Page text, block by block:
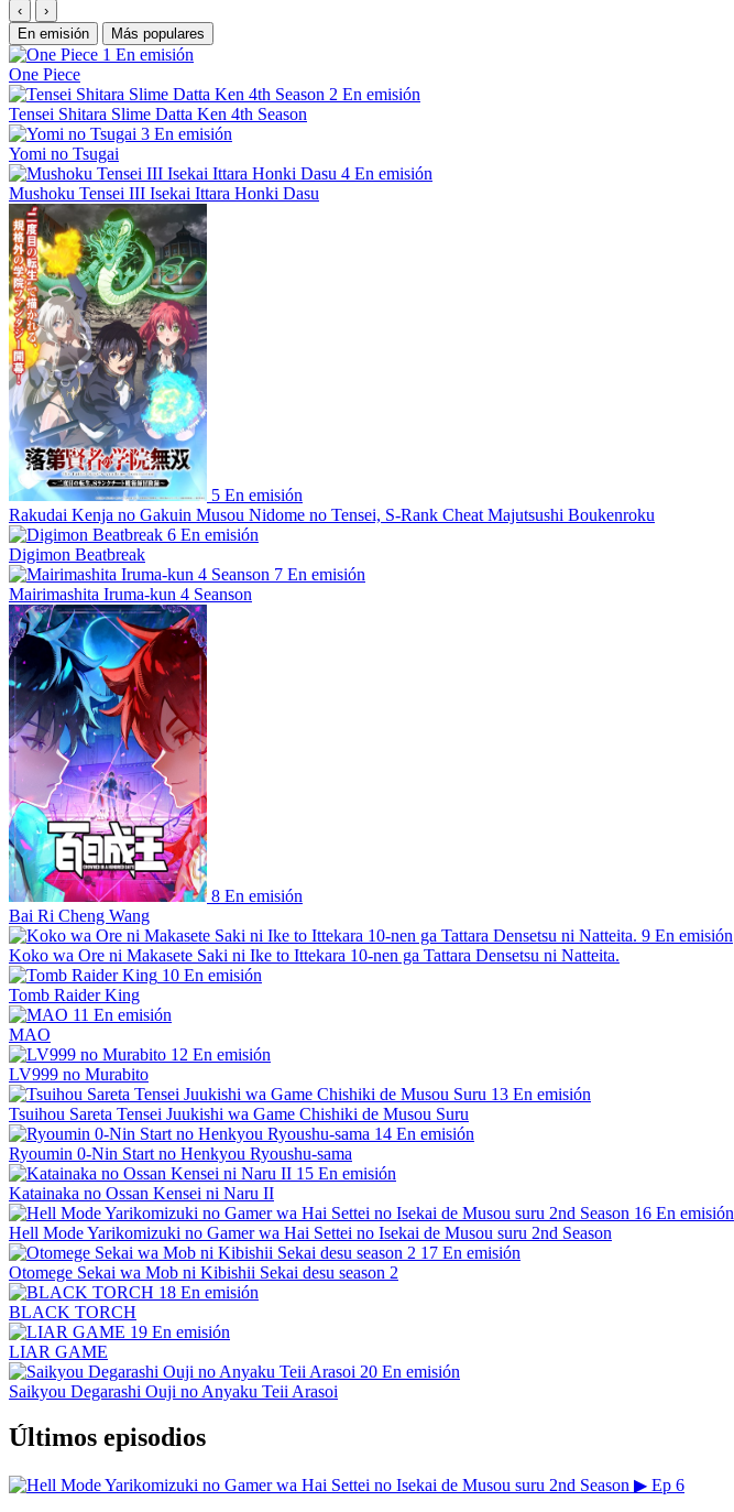
‹
›
En emisión
Más populares
1 En emisión
One Piece
2 En emisión
Tensei Shitara Slime Datta Ken 4th Season
3 En emisión
Yomi no Tsugai
4 En emisión
Mushoku Tensei III Isekai Ittara Honki Dasu
5 En emisión
Rakudai Kenja no Gakuin Musou Nidome no Tensei, S-Rank Cheat Majutsushi Boukenroku
6 En emisión
Digimon Beatbreak
7 En emisión
Mairimashita Iruma-kun 4 Seanson
8 En emisión
Bai Ri Cheng Wang
9 En emisión
Koko wa Ore ni Makasete Saki ni Ike to Ittekara 10-nen ga Tattara Densetsu ni Natteita.
10 En emisión
Tomb Raider King
11 En emisión
MAO
12 En emisión
LV999 no Murabito
13 En emisión
Tsuihou Sareta Tensei Juukishi wa Game Chishiki de Musou Suru
14 En emisión
Ryoumin 0-Nin Start no Henkyou Ryoushu-sama
15 En emisión
Katainaka no Ossan Kensei ni Naru II
16 En emisión
Hell Mode Yarikomizuki no Gamer wa Hai Settei no Isekai de Musou suru 2nd Season
17 En emisión
Otomege Sekai wa Mob ni Kibishii Sekai desu season 2
18 En emisión
BLACK TORCH
19 En emisión
LIAR GAME
20 En emisión
Saikyou Degarashi Ouji no Anyaku Teii Arasoi
Últimos episodios
▶ Ep 6